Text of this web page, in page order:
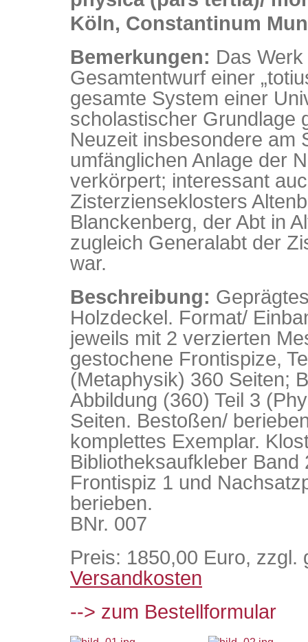
Köln, Constantinum
Bemerkungen: Das
Gesamtentwurf einer
gesamte System einer
scholastischer Grundlage
Neuzeit insbesondere am
umfänglichen Anlage der
verkörpert; interessant
Zisterzienseklosters
Blanckenberg, der Abt in
zugleich Generalabt der
war.
Beschreibung:
Holzdeckel. Format/
jeweils mit 2 verzierten
gestochene Frontispize,
(Metaphysik) 360 Seiten;
Abbildung (360) Teil 3
Seiten. Bestoßen/
komplettes Exemplar.
Bibliotheksaufkleber
Frontispiz 1 und
berieben.
BNr. 007
Preis: 1850,00 Euro,
Versandkosten
--> zum Bestellformular